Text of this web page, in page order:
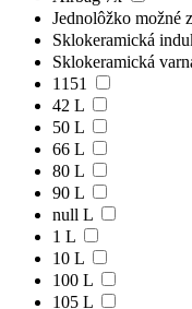
Jednolôžko možné
Sklokeramická
Sklokeramická
1151
42 L
50 L
66 L
80 L
90 L
null L
1 L
10 L
100 L
105 L